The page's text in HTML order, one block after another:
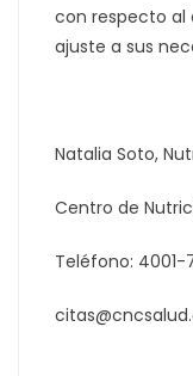
con respecto al
ajuste a sus
Natalia Soto,
Centro de
Teléfono: 4001-